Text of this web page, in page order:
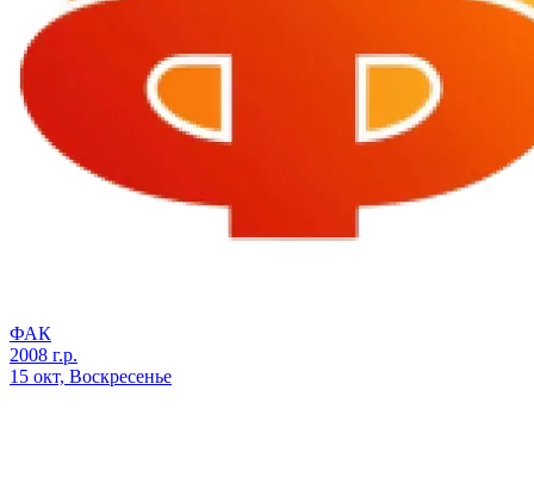
ФАК
2008 г.р.
15 окт, Воскресенье